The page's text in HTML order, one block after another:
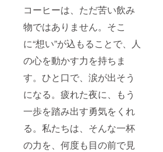
コーヒーは、ただ苦い飲み
物ではありません。そこ
に“想い”が込もることで、人
の心を動かす力を持ちま
す。ひと口で、涙が出そう
になる。疲れた夜に、もう
一歩を踏み出す勇気をくれ
る。私たちは、そんな一杯
の力を、何度も目の前で見